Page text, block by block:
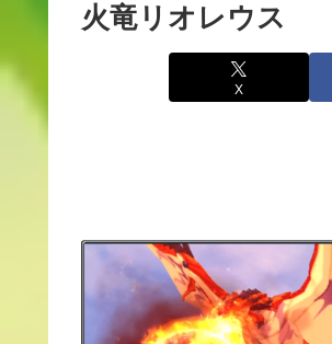
火竜リオレウス
X